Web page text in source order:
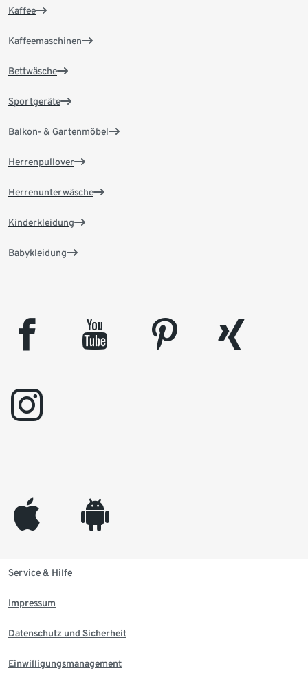
Kaffee
Kaffeemaschinen
Bettwäsche
Sportgeräte
Balkon- & Gartenmöbel
Herrenpullover
Herrenunterwäsche
Kinderkleidung
Babykleidung
facebook youtube pinterest
xing
instagram
appleinc android
Service & Hilfe
Impressum
Datenschutz und Sicherheit
Einwilligungsmanagement